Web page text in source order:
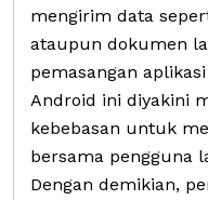
mengirim data
ataupun dokumen
pemasangan
Android ini diyakini
kebebasan untuk
bersama pengguna
Dengan demikian,